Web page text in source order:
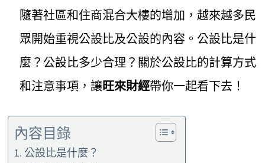
隨著社區和住商混合大樓的增加，越來越多民
眾開始重視公設比及公設的內容。公設比是什
麼？公設比多少合理？關於公設比的計算方式
和注意事項，讓旺來財經帶你一起看下去！
內容目錄
公設比是什麼？